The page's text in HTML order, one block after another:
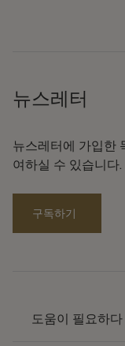
뉴스레터
뉴스레터에 가입한
여하실 수 있습니다.
구독하기
도움이 필요하다